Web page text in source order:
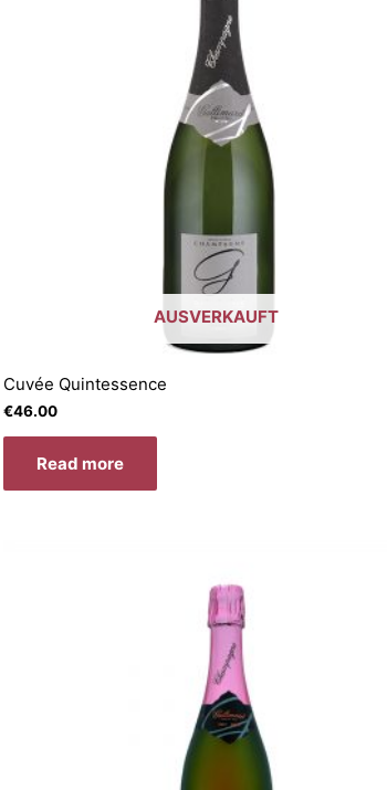
AUSVERKAUFT
Cuvée Quintessence
€46.00
Read more